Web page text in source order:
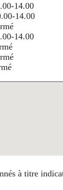
14.00
14.00
à titre